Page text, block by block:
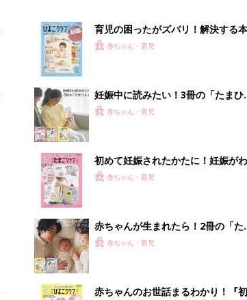
育児の困ったがズバリ！解決する
『ひよこクラブ 秋号』 4カ月～2才
赤ちゃん・育児
妊娠中に読みたい！3冊の「たまひ
よ」赤ちゃん・育児
初めて妊娠されたかたに！妊娠が
ったら最初に読む本『初めてのたま
赤ちゃん・育児
赤ちゃんが生まれたら！2冊の「た
ひよ」
赤ちゃん・育児
赤ちゃんのお世話まるわかり！『